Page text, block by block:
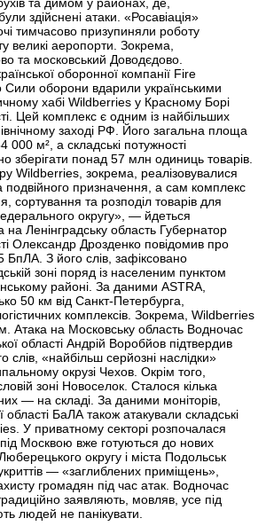
здійснені атаки. «Росавіація»
тимчасово призупиняли роботу
великі аеропорти. Зокрема,
та московський Доводєдово.
оборонної компанії Fire
оборони вдарили українськими
хабі Wildberries у Красному Борі
Цей комплекс є одним із найбільших
заході РФ. Його загальна площа
000 м², а складські потужності
зберігати понад 57 млн одиниць товарів.
Wildberries, зокрема, реалізовувалися
подвійного призначення, а сам комплекс
сортування та розподіл товарів для
округу», — йдеться
на Ленінградську область Губернатор
Олександр Дрозденко повідомив про
З його слів, зафіксовано
зоні поряд із населеним пунктом
районі. За даними ASTRA,
50 км від Санкт-Петербурга,
комплексів. Зокрема, Wildberries
Атака на Московську область Водночас
області Андрій Воробйов підтвердив
слів, «найбільш серйозні наслідки»
окрузі Чехов. Окрім того,
зоні Новоселок. Сталося кілька
— на складі. За даними моніторів,
БаЛА також атакували складські
У приватному секторі розпочалася
Москвою вже готуються до нових
округу і міста Подольськ
— «заглиблених приміщень»,
громадян під час атак. Водночас
заявляють, мовляв, усе під
людей не панікувати.